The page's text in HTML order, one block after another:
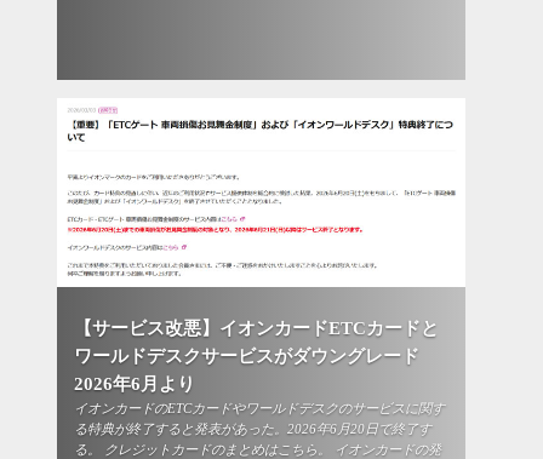
【サービス改悪】イオンカードETCカードと
ワールドデスクサービスがダウングレード
2026年6月より
イオンカードのETCカードやワールドデスクのサービスに関す
る特典が終了すると発表があった。2026年6月20日で終了す
る。 クレジットカードのまとめはこちら。 イオンカードの発